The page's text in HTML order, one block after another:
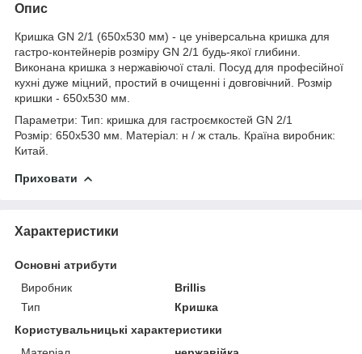
Опис
Кришка GN 2/1 (650х530 мм) - це універсальна кришка для
гастро-контейнерів розміру GN 2/1 будь-якої глибини.
Виконана кришка з нержавіючої сталі. Посуд для професійної
кухні дуже міцний, простий в очищенні і довговічний. Розмір
кришки - 650х530 мм.
Параметри: Тип: кришка для гастроємкостей GN 2/1
Розмір: 650х530 мм. Матеріал: н / ж сталь. Країна виробник:
Китай.
Приховати
Характеристики
Основні атрибути
Виробник
Brillis
Тип
Кришка
Користувальницькі характеристики